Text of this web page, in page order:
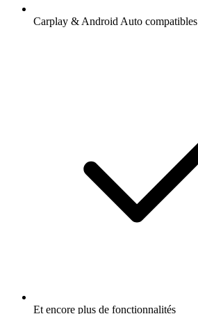
Carplay & Android Auto compatibles
Et encore plus de fonctionnalités